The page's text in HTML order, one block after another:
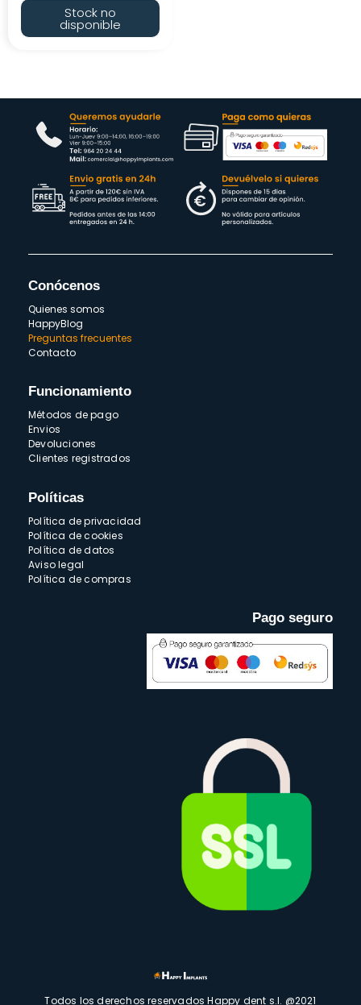
Stock no
disponible
Conócenos
Quienes somos
HappyBlog
Preguntas frecuentes
Contacto
Funcionamiento
Métodos de pago
Envios
Devoluciones
Clientes registrados
Políticas
Política de privacidad
Política de cookies
Política de datos
Aviso legal
Política de compras
Pago seguro
Todos los derechos reservados Happy dent s.l. @2021